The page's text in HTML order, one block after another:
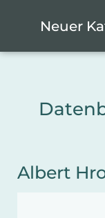
Neuer
Albert